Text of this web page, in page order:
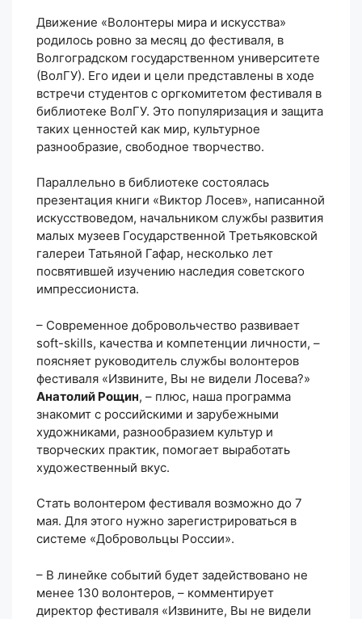
Движение «Волонтеры мира и искусства»
родилось ровно за месяц до фестиваля, в
Волгоградском государственном университете
(ВолГУ). Его идеи и цели представлены в ходе
встречи студентов с оргкомитетом фестиваля в
библиотеке ВолГУ. Это популяризация и защита
таких ценностей как мир, культурное
разнообразие, свободное творчество.
Параллельно в библиотеке состоялась
презентация книги «Виктор Лосев», написанной
искусствоведом, начальником службы развития
малых музеев Государственной Третьяковской
галереи Татьяной Гафар, несколько лет
посвятившей изучению наследия советского
импрессиониста.
– Современное добровольчество развивает
soft-skills, качества и компетенции личности, –
поясняет руководитель службы волонтеров
фестиваля «Извините, Вы не видели Лосева?»
Анатолий Рощин, – плюс, наша программа
знакомит с российскими и зарубежными
художниками, разнообразием культур и
творческих практик, помогает выработать
художественный вкус.
Стать волонтером фестиваля возможно до 7
мая. Для этого нужно зарегистрироваться в
системе «Добровольцы России».
– В линейке событий будет задействовано не
менее 130 волонтеров, – комментирует
директор фестиваля «Извините, Вы не видели